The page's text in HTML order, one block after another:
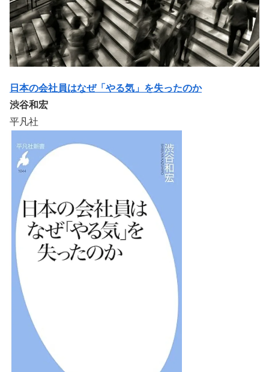
日本の会社員はなぜ「やる気」を失ったのか
渋谷和宏
平凡社